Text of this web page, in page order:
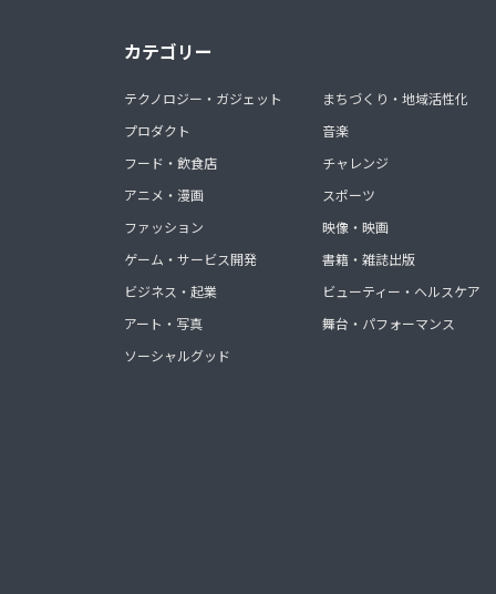
カテゴリー
テクノロジー・ガジェット
プロダクト
フード・飲食店
アニメ・漫画
ファッション
ゲーム・サービス開発
ビジネス・起業
アート・写真
ソーシャルグッド
まちづくり・地域活性化
音楽
チャレンジ
スポーツ
映像・映画
書籍・雑誌出版
ビューティー・ヘルスケア
舞台・パフォーマンス